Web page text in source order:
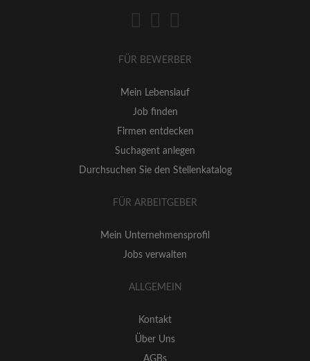
FÜR BEWERBER
Mein Lebenslauf
Job finden
Firmen entdecken
Suchagent anlegen
Durchsuchen Sie den Stellenkatalog
FÜR ARBEITGEBER
Mein Unternehmensprofil
Jobs verwalten
ALLGEMEIN
Kontakt
Über Uns
AGBs